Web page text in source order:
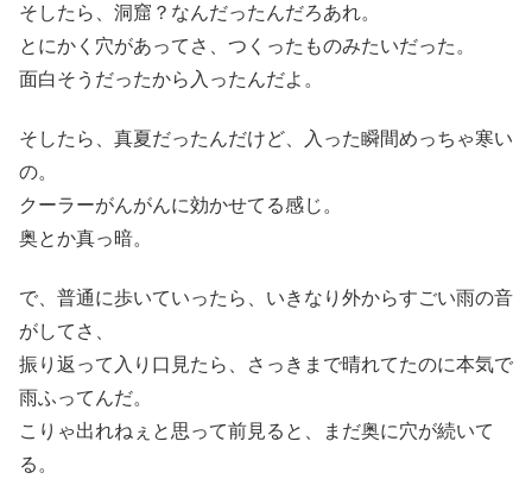
そしたら、洞窟？なんだったんだろあれ。
とにかく穴があってさ、つくったものみたいだった。
面白そうだったから入ったんだよ。
そしたら、真夏だったんだけど、入った瞬間めっちゃ寒い
の。
クーラーがんがんに効かせてる感じ。
奥とか真っ暗。
で、普通に歩いていったら、いきなり外からすごい雨の音
がしてさ、
振り返って入り口見たら、さっきまで晴れてたのに本気で
雨ふってんだ。
こりゃ出れねぇと思って前見ると、まだ奥に穴が続いて
る。